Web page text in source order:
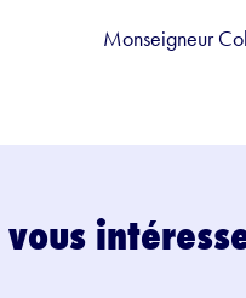
Monseigneur